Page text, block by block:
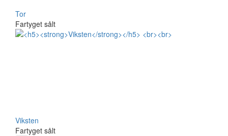
Tor
Fartyget sålt
Viksten
Fartyget sålt